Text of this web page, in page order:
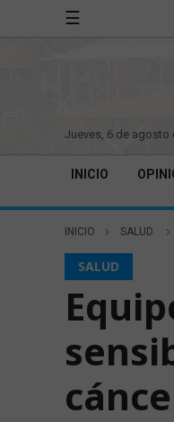
☰
jueves, 6 de agosto
INICIO
INICIO SALUD
SALUD